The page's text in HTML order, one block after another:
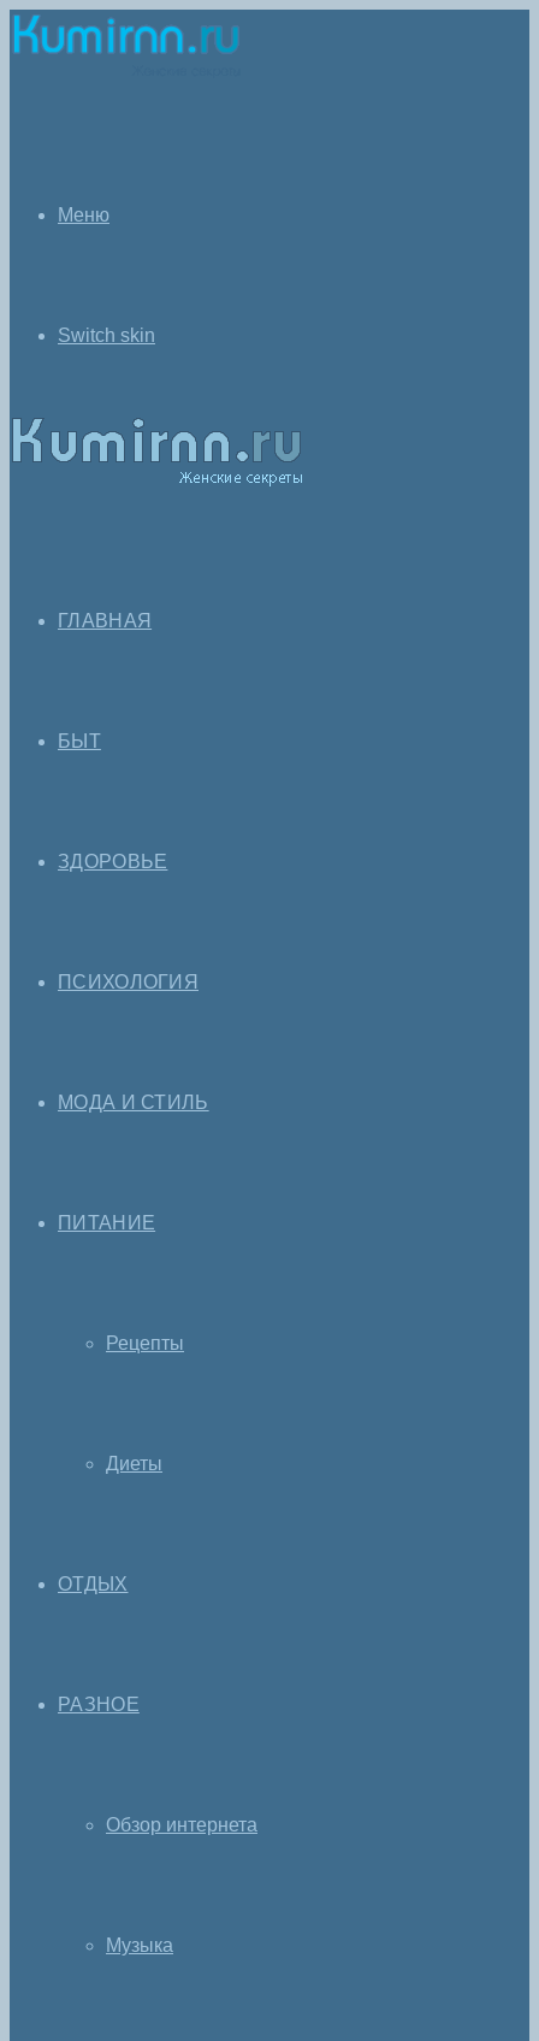
Меню
Switch skin
ГЛАВНАЯ
БЫТ
ЗДОРОВЬЕ
ПСИХОЛОГИЯ
МОДА И СТИЛЬ
ПИТАНИЕ
Рецепты
Диеты
ОТДЫХ
РАЗНОЕ
Обзор интернета
Музыка